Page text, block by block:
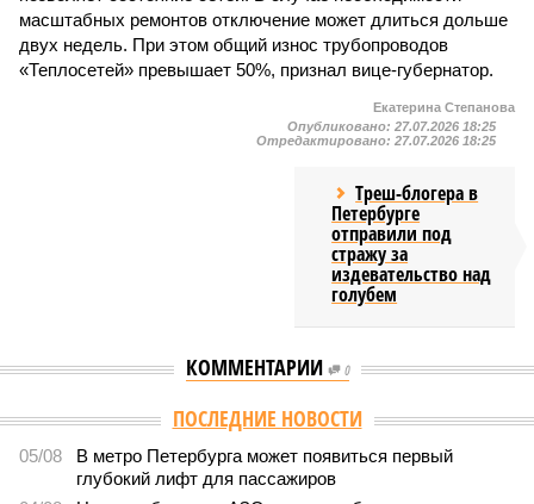
масштабных ремонтов отключение может длиться дольше
двух недель. При этом общий износ трубопроводов
«Теплосетей» превышает 50%, признал вице-губернатор.
Екатерина Степанова
Опубликовано: 27.07.2026 18:25
Отредактировано: 27.07.2026 18:25
Треш-блогера в
Петербурге
отправили под
стражу за
издевательство над
голубем
КОММЕНТАРИИ 0
Версия //Власть //В Северной столице готовятся к созданию наземного
Не только подземка